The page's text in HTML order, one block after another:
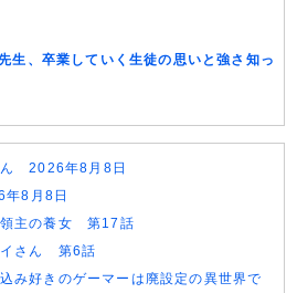
生、卒業していく生徒の思いと強さ知っ
ん 2026年8月8日
8月8日
主の養女 第17話
イさん 第6話
み好きのゲーマーは廃設定の異世界で